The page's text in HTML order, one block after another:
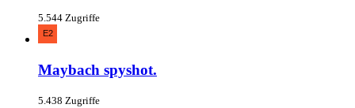
5.544 Zugriffe
Maybach spyshot.
5.438 Zugriffe